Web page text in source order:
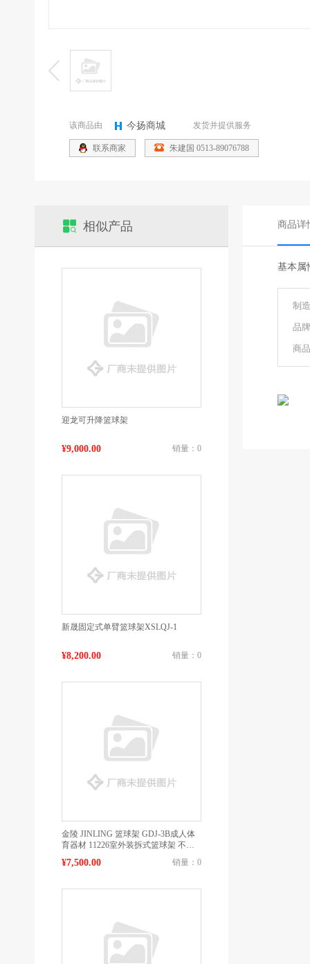
该商品由 今扬商城 发货并提供服务
联系商家 朱建国 0513-89076788
相似产品
迎龙可升降篮球架
¥9,000.00 销量：0
新晟固定式单臂篮球架XSLQJ-1
¥8,200.00 销量：0
金陵 JINLING 篮球架 GDJ-3B成人体
育器材 11226室外装拆式篮球架 不配
¥7,500.00 销量：0
商品详
基本属
制
品
商